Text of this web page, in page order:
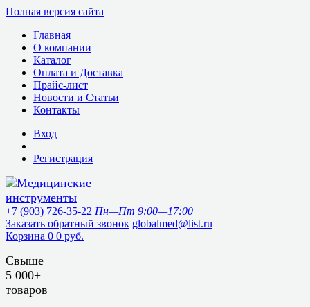
Полная версия сайта
Главная
О компании
Каталог
Оплата и Доставка
Прайс-лист
Новости и Статьи
Контакты
Вход
Регистрация
+7 (903) 726-35-22 Пн—Пт 9:00—17:00
Заказать обратный звонок globalmed@list.ru
Корзина 0 0 руб.
Свыше
5 000+
товаров